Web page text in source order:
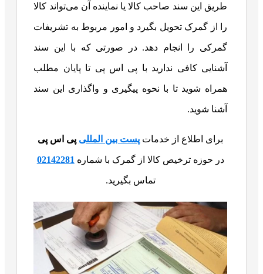
طریق این سند صاحب کالا یا نماینده آن می‌تواند کالا
را از گمرک تحویل بگیرد و امور مربوط به تشریفات
گمرکی را انجام دهد. در صورتی که با این سند
آشنایی کافی ندارید با پی اس پی تا پایان مطلب
همراه شوید تا با نحوه پیگیری و واگذاری این سند
آشنا شوید.
برای اطلاع از خدمات پست بین المللی پی اس پی
در حوزه ترخیص کالا از گمرک با شماره 02142281
تماس بگیرید.